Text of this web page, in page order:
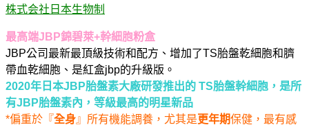
株式会社日本生物制
最高端JBP錦碧萊+幹細胞粉盒
JBP公司最新最頂級技術和配方、增加了TS胎盤乾細胞和臍
帶血乾細胞、是紅盒jbp的升級版。
2020年日本JBP胎盤素大廠研發推出的 TS胎盤幹細胞，是所
有JBP胎盤素內，等級最高的明星新品
*偏重於『全身』所有機能調養，尤其是更年期保健，最有感